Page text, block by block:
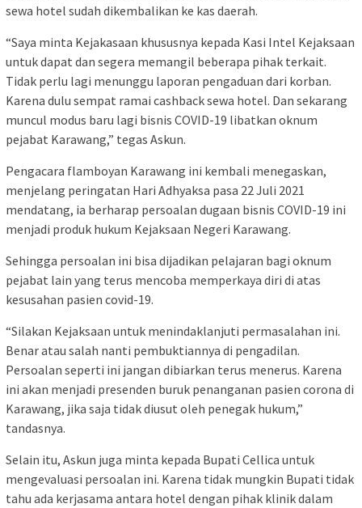
sewa hotel sudah dikembalikan ke kas daerah.
“Saya minta Kejakasaan khususnya kepada Kasi Intel Kejaksaan
untuk dapat dan segera memangil beberapa pihak terkait.
Tidak perlu lagi menunggu laporan pengaduan dari korban.
Karena dulu sempat ramai cashback sewa hotel. Dan sekarang
muncul modus baru lagi bisnis COVID-19 libatkan oknum
pejabat Karawang,” tegas Askun.
Pengacara flamboyan Karawang ini kembali menegaskan,
menjelang peringatan Hari Adhyaksa pasa 22 Juli 2021
mendatang, ia berharap persoalan dugaan bisnis COVID-19 ini
menjadi produk hukum Kejaksaan Negeri Karawang.
Sehingga persoalan ini bisa dijadikan pelajaran bagi oknum
pejabat lain yang terus mencoba memperkaya diri di atas
kesusahan pasien covid-19.
“Silakan Kejaksaan untuk menindaklanjuti permasalahan ini.
Benar atau salah nanti pembuktiannya di pengadilan.
Persoalan seperti ini jangan dibiarkan terus menerus. Karena
ini akan menjadi presenden buruk penanganan pasien corona di
Karawang, jika saja tidak diusut oleh penegak hukum,”
tandasnya.
Selain itu, Askun juga minta kepada Bupati Cellica untuk
mengevaluasi persoalan ini. Karena tidak mungkin Bupati tidak
tahu ada kerjasama antara hotel dengan pihak klinik dalam